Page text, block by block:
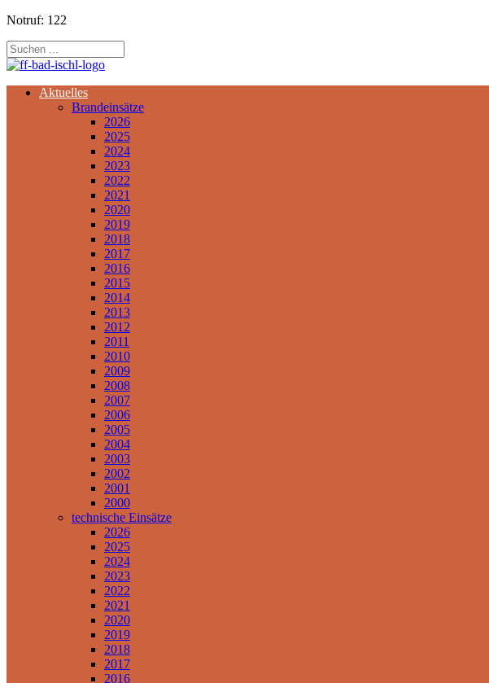
Notruf: 122
Aktuelles
Brandeinsätze
2026
2025
2024
2023
2022
2021
2020
2019
2018
2017
2016
2015
2014
2013
2012
2011
2010
2009
2008
2007
2006
2005
2004
2003
2002
2001
2000
technische Einsätze
2026
2025
2024
2023
2022
2021
2020
2019
2018
2017
2016